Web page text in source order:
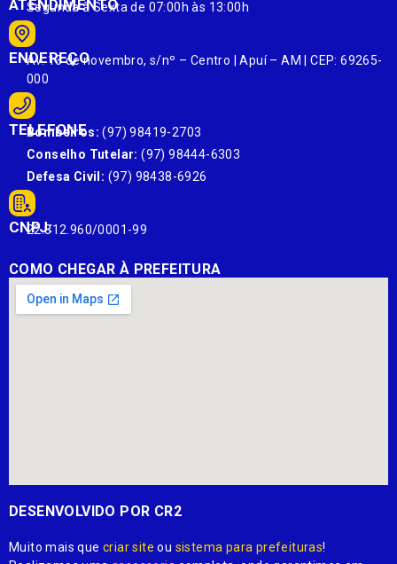
ATENDIMENTO
Segunda à Sexta de 07:00h às 13:00h
ENDEREÇO
Av. 13 de novembro, s/nº – Centro | Apuí – AM | CEP: 69265-
000
TELEFONE
Bombeiros: (97) 98419-2703
Conselho Tutelar: (97) 98444-6303
Defesa Civil: (97) 98438-6926
CNPJ:
22.812.960/0001-99
COMO CHEGAR À PREFEITURA
DESENVOLVIDO POR CR2